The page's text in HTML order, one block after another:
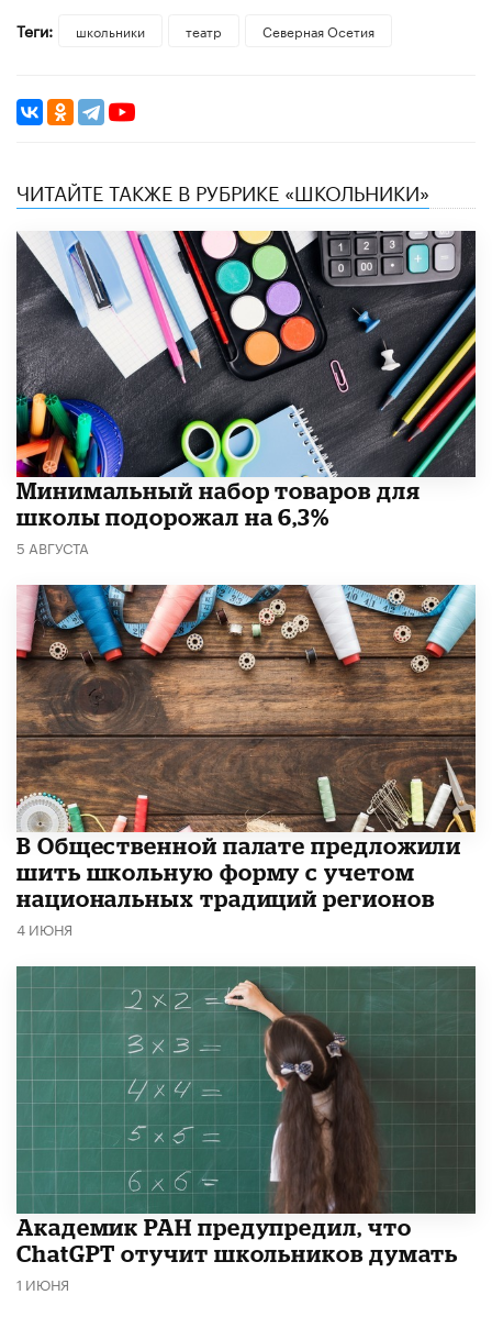
Теги:
школьники театр Северная Осетия
ЧИТАЙТЕ ТАКЖЕ В РУБРИКЕ «ШКОЛЬНИКИ»
Минимальный набор товаров для
школы подорожал на 6,3%
5 АВГУСТА
В Общественной палате предложили
шить школьную форму с учетом
национальных традиций регионов
4 ИЮНЯ
Академик РАН предупредил, что
ChatGPT отучит школьников думать
1 ИЮНЯ